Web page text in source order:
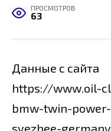
ПРОСМОТРОВ
63
Данные с сайта
https://www.oil-
bmw-twin-